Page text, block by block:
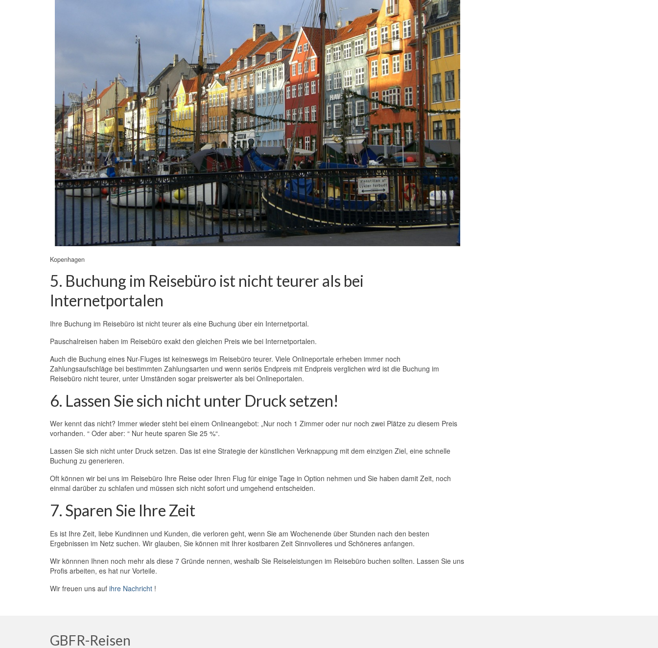
Kopenhagen
5. Buchung im Reisebüro ist nicht teurer als bei
Internetportalen
Ihre Buchung im Reisebüro ist nicht teurer als eine Buchung über ein Internetportal.
Pauschalreisen haben im Reisebüro exakt den gleichen Preis wie bei Internetportalen.
Auch die Buchung eines Nur-Fluges ist keineswegs im Reisebüro teurer. Viele Onlineportale erheben immer noch
Zahlungsaufschläge bei bestimmten Zahlungsarten und wenn seriös Endpreis mit Endpreis verglichen wird ist die Buchung im
Reisebüro nicht teurer, unter Umständen sogar preiswerter als bei Onlineportalen.
6. Lassen Sie sich nicht unter Druck setzen!
Wer kennt das nicht? Immer wieder steht bei einem Onlineangebot: „Nur noch 1 Zimmer oder nur noch zwei Plätze zu diesem Preis
vorhanden. “ Oder aber: “ Nur heute sparen Sie 25 %“.
Lassen Sie sich nicht unter Druck setzen. Das ist eine Strategie der künstlichen Verknappung mit dem einzigen Ziel, eine schnelle
Buchung zu generieren.
Oft können wir bei uns im Reisebüro Ihre Reise oder Ihren Flug für einige Tage in Option nehmen und Sie haben damit Zeit, noch
einmal darüber zu schlafen und müssen sich nicht sofort und umgehend entscheiden.
7. Sparen Sie Ihre Zeit
Es ist Ihre Zeit, liebe Kundinnen und Kunden, die verloren geht, wenn Sie am Wochenende über Stunden nach den besten
Ergebnissen im Netz suchen. Wir glauben, Sie können mit Ihrer kostbaren Zeit Sinnvolleres und Schöneres anfangen.
Wir könnnen Ihnen noch mehr als diese 7 Gründe nennen, weshalb Sie Reiseleistungen im Reisebüro buchen sollten. Lassen Sie uns
Profis arbeiten, es hat nur Vorteile.
Wir freuen uns auf ihre Nachricht !
GBFR-Reisen